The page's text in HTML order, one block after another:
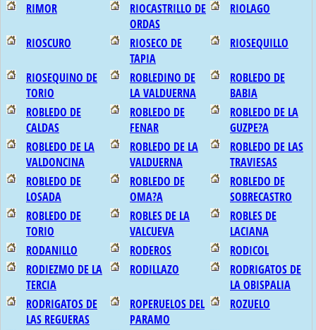
RIMOR
RIOCASTRILLO DE
ORDAS
RIOLAGO
RIOSCURO
RIOSECO DE
TAPIA
RIOSEQUILLO
RIOSEQUINO DE
TORIO
ROBLEDINO DE
LA VALDUERNA
ROBLEDO DE
BABIA
ROBLEDO DE
CALDAS
ROBLEDO DE
FENAR
ROBLEDO DE LA
GUZPE?A
ROBLEDO DE LA
VALDONCINA
ROBLEDO DE LA
VALDUERNA
ROBLEDO DE LAS
TRAVIESAS
ROBLEDO DE
LOSADA
ROBLEDO DE
OMA?A
ROBLEDO DE
SOBRECASTRO
ROBLEDO DE
TORIO
ROBLES DE LA
VALCUEVA
ROBLES DE
LACIANA
RODANILLO
RODEROS
RODICOL
RODIEZMO DE LA
TERCIA
RODILLAZO
RODRIGATOS DE
LA OBISPALIA
RODRIGATOS DE
LAS REGUERAS
ROPERUELOS DEL
PARAMO
ROZUELO